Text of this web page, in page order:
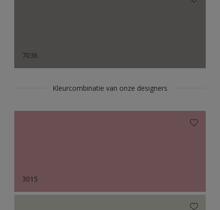
7036
Kleurcombinatie van onze designers
3015